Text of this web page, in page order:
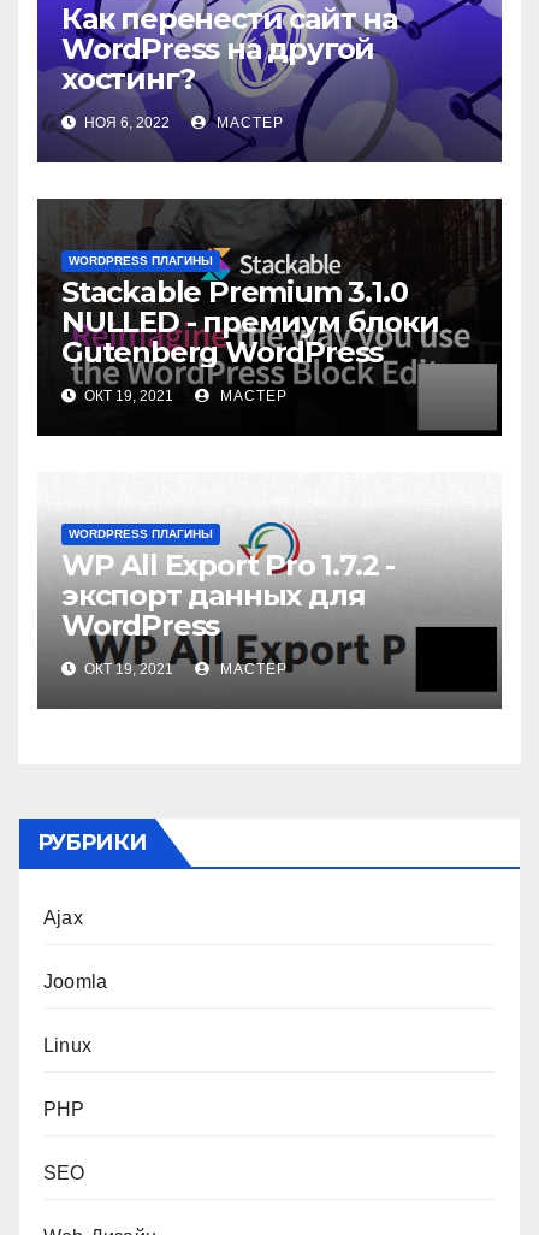
Как перенести сайт на
WordPress на другой
хостинг?
НОЯ 6, 2022 МАСТЕР
WORDPRESS ПЛАГИНЫ
Stackable Premium 3.1.0
NULLED - премиум блоки
Gutenberg WordPress
ОКТ 19, 2021 МАСТЕР
WORDPRESS ПЛАГИНЫ
WP All Export Pro 1.7.2 -
экспорт данных для
WordPress
ОКТ 19, 2021 МАСТЕР
РУБРИКИ
Ajax
Joomla
Linux
PHP
SEO